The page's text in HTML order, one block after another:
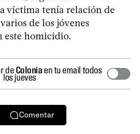
víctima tenía relación de
de los jóvenes
este homicidio.
deColoniaen tu email todos
los jueves
Comentar